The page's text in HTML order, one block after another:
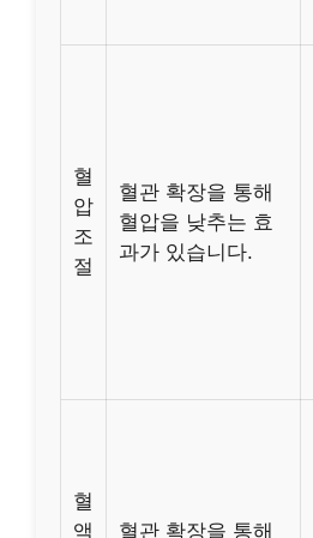
혈
압
조
절
혈관 확장을 통해
혈압을 낮추는 효
과가 있습니다.
혈
액
혈관 확장을 통해